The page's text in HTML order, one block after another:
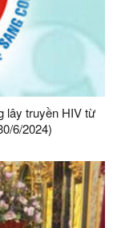
lây truyền HIV từ
6/2024)